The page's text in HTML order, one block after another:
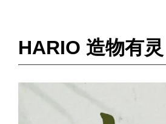
HARIO 造物有灵